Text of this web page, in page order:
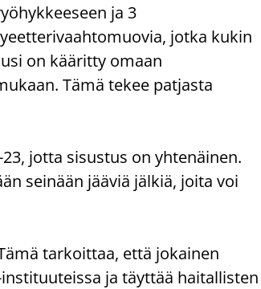
ja 3
jotka kukin
on kääritty omaan
Tämä tekee patjasta
jotta sisustus on yhtenäinen.
seinään jääviä jälkiä, joita voi
tarkoittaa, että jokainen
ja täyttää haitallisten